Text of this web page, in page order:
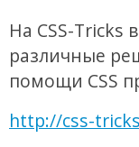
На CSS-Tricks
различные
помощи CSS
http://css-